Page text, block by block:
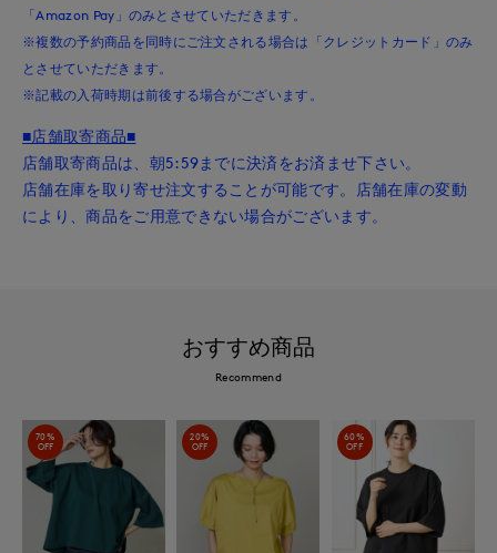
「Amazon Pay」のみとさせていただきます。
※複数の予約商品を同時にご注文される場合は「クレジットカード」のみ
とさせていただきます。
※記載の入荷時期は前後する場合がございます。
■店舗取寄商品■
店舗取寄商品は、朝5:59までに決済をお済ませ下さい。
店舗在庫を取り寄せ注文することが可能です。店舗在庫の変動
により、商品をご用意できない場合がございます。
おすすめ商品
Recommend
70%
OFF
20%
OFF
60%
OFF